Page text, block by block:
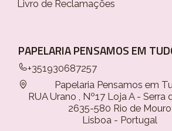
Livro de Reclamações
PAPELARIA PENSAMOS EM
+351930687257
Papelaria Pensamos em
RUA Urano , Nº17 Loja A - Serra
2635-580 Rio de Mouro
Lisboa - Portugal